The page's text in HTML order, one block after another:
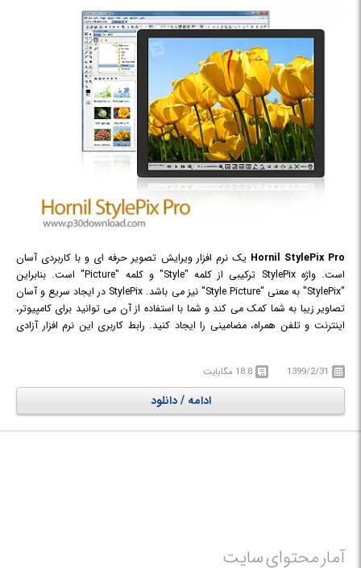
Hornil StylePix Pro یک نرم افزار ویرایش تصویر حرفه ای و با کاربردی آسان
است. واژه StylePix ترکیبی از کلمه "Style" و کلمه "Picture" است. بنابراین
"StylePix" به معنی "Style Picture" نیز می باشد. StylePix در ایجاد سریع و آسان
تصاویر زیبا به شما کمک می کند و شما با استفاده از آن می توانید برای کامپیوتر،
اینترنت و تلفن همراه، مضامینی را ایجاد کنید. رابط کاربری این نرم افزار آزادی
1399/2/31 18.8 مگابایت
ادامه / دانلود
آمار محتوای سایت